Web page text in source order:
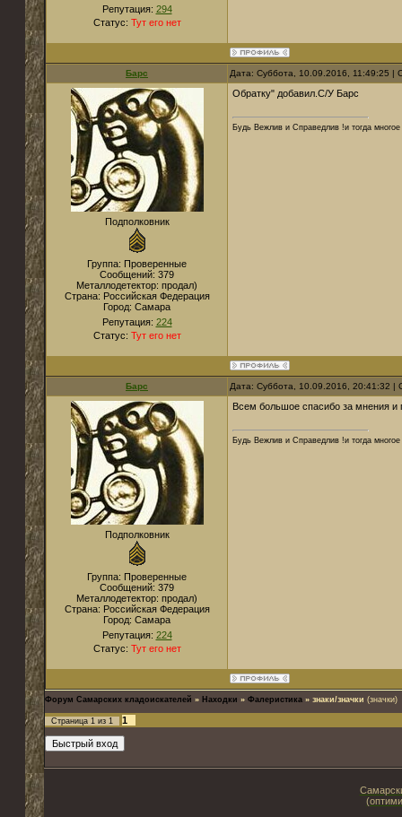
Репутация: 294
Статус: Тут его нет
Барс Дата: Суббота, 10.09.2016, 11:49:25
Подполковник
Группа: Проверенные
Сообщений: 379
Металлодетектор: продал)
Страна: Российская Федерация
Город: Самара
Репутация: 224
Статус: Тут его нет
Обратку" добавил.С/У Барс
Будь Вежлив и Справедлив !и тогда
Барс Дата: Суббота, 10.09.2016, 20:41:32
Подполковник
Группа: Проверенные
Сообщений: 379
Металлодетектор: продал)
Страна: Российская Федерация
Город: Самара
Репутация: 224
Статус: Тут его нет
Всем большое спасибо за мнения
Будь Вежлив и Справедлив !и тогда
Форум Самарских кладоискателей » Находки » Фалеристика » знаки/значки (значки)
Страница 1 из 1 1